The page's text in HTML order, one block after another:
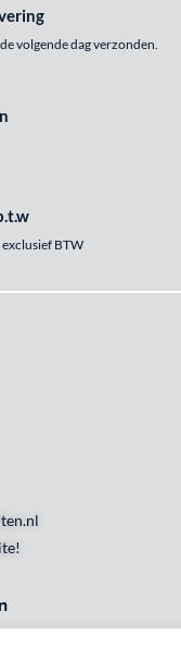
volgende dag verzonden.
BTW